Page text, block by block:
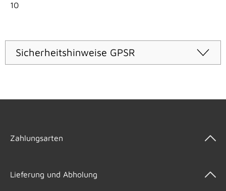
10
Sicherheitshinweise GPSR
Zahlungsarten
Lieferung und Abholung